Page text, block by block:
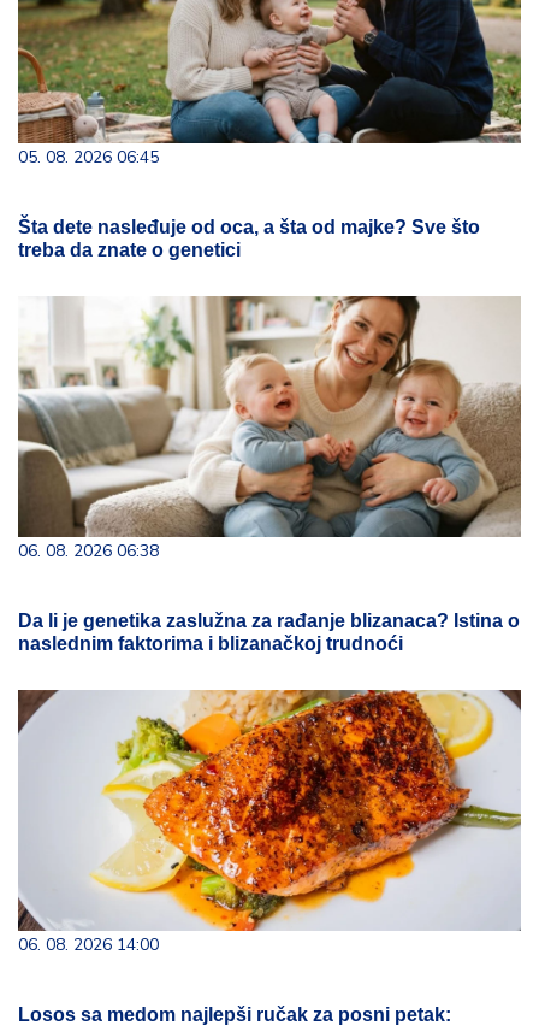
05. 08. 2026 06:45
Šta dete nasleđuje od oca, a šta od majke? Sve što
treba da znate o genetici
06. 08. 2026 06:38
Da li je genetika zaslužna za rađanje blizanaca? Istina o
naslednim faktorima i blizanačkoj trudnoći
06. 08. 2026 14:00
Losos sa medom najlepši ručak za posni petak: